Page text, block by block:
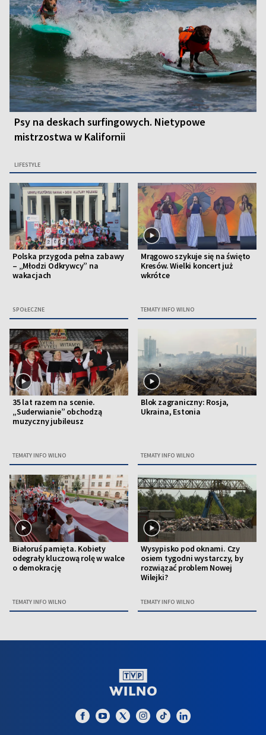
Psy na deskach surfingowych. Nietypowe
mistrzostwa w Kalifornii
LIFESTYLE
Polska przygoda pełna zabawy
– „Młodzi Odkrywcy” na
wakacjach
SPOŁECZNE
Mrągowo szykuje się na święto
Kresów. Wielki koncert już
wkrótce
TEMATY INFO WILNO
35 lat razem na scenie.
„Suderwianie” obchodzą
muzyczny jubileusz
TEMATY INFO WILNO
Blok zagraniczny: Rosja,
Ukraina, Estonia
TEMATY INFO WILNO
Białoruś pamięta. Kobiety
odegrały kluczową rolę w walce
o demokrację
TEMATY INFO WILNO
Wysypisko pod oknami. Czy
osiem tygodni wystarczy, by
rozwiązać problem Nowej
Wilejki?
TEMATY INFO WILNO